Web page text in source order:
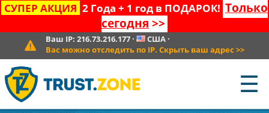
СУПЕР АКЦИЯ 2 Года + 1 год в ПОДАРОК! Только
сегодня >>
Ваш IP: 216.73.216.177· США·
Вас можно отследить по IP. Скрыть ваш адрес >>
☰